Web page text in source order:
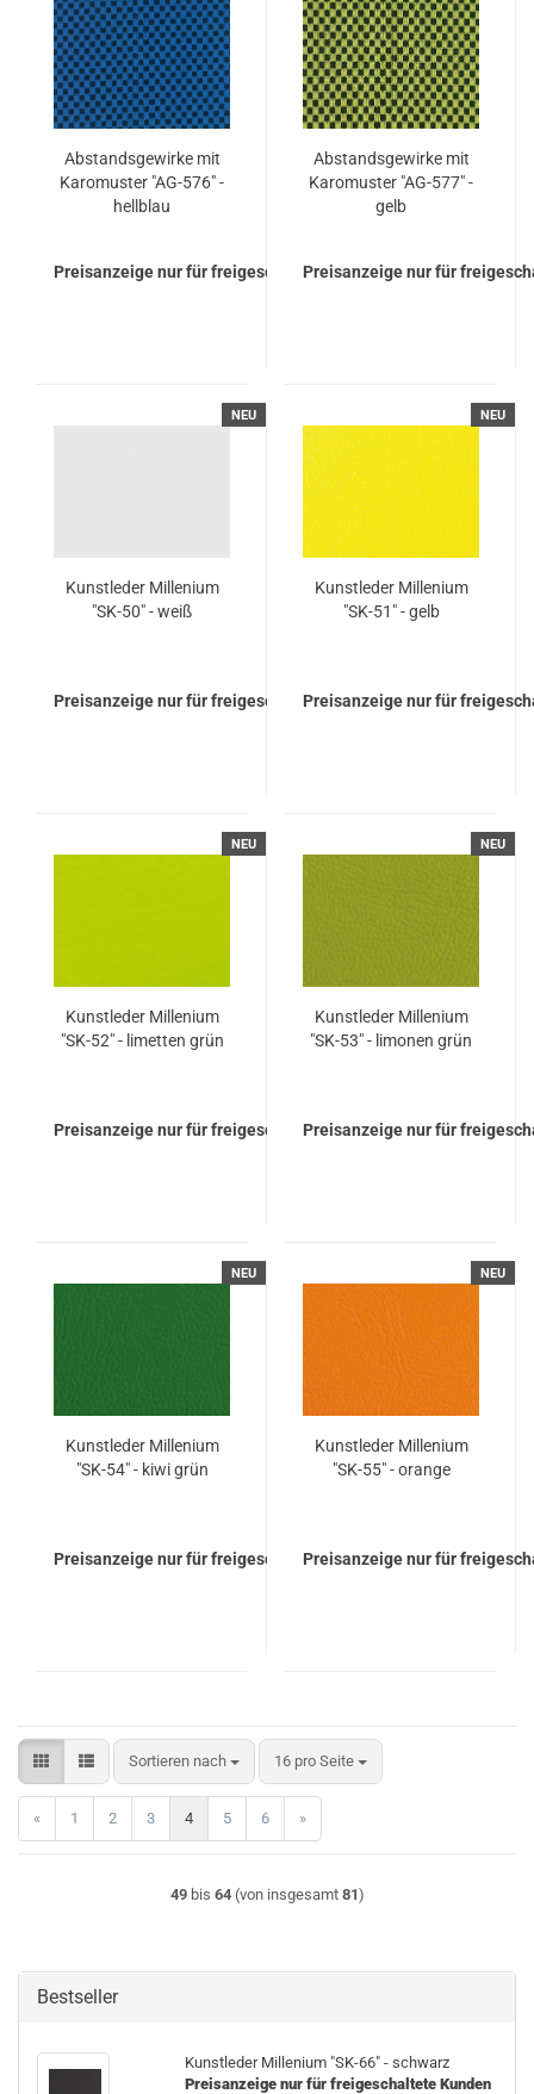
Ab­stands­ge­wir­ke mit
Ka­ro­mus­ter "AG-​576" -
hell­blau
Preisanzeige nur für freigeschaltete Kunden
Ab­stands­ge­wir­ke mit
Ka­ro­mus­ter "AG-​577" -
gelb
Preisanzeige nur für
NEU
Kunst­le­der Mil­le­ni­um
"SK-50" - weiß
Preisanzeige nur für freigeschaltete Kunden
NEU
Kunst­le­der Mil­le­ni­um
"SK-51" - gelb
Preisanzeige nur für
NEU
Kunst­le­der Mil­le­ni­um
"SK-52" - li­met­ten grün
Preisanzeige nur für freigeschaltete Kunden
NEU
Kunst­le­der Mil­le­ni­um
"SK-53" - li­mo­nen grün
Preisanzeige nur für
NEU
Kunst­le­der Mil­le­ni­um
"SK-54" - kiwi grün
Preisanzeige nur für freigeschaltete Kunden
NEU
Kunst­le­der Mil­le­ni­um
"SK-55" - oran­ge
Preisanzeige nur für
Sortieren nach
Sortieren nach 16 pro Seite
pro Seite
« 1 2 3 4 5 6 »
49bis 64(von insgesamt 81)
Bestseller
Kunst­le­der Mil­le­ni­um "SK-66" - schwarz
Preisanzeige nur für freigeschaltete Kunden